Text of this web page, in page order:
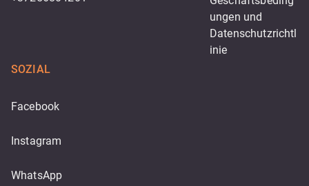
ungen und
Datenschutzrichtl
inie
SOZIAL
Facebook
Instagram
WhatsApp